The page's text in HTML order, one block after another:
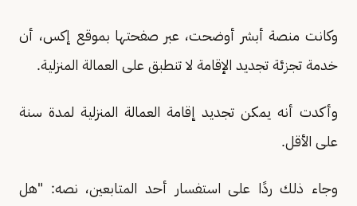
وكانت منصة أبشر أوضحت، عبر صفحتها بموقع إكس، أن
خدمة تجزئة تجديد الإقامة لا تنطبق على العمالة المنزلية.
وأكدت أنه يمكن تجديد إقامة العمالة المنزلية لمدة سنة
على الأقل.
وجاء ذلك ردًا على استفسار أحد المتابعين، نصه: "هل